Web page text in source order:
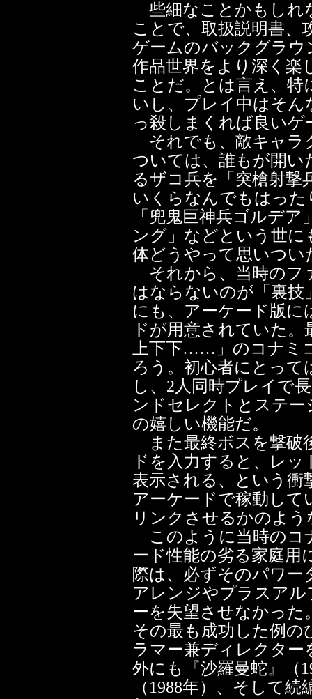
些細なことかもしれ
ことで、取扱説明書、
ゲームのバックグラウ
作品世界をより深く楽
ことだ。とは言え、
いし、プレイ中はそ
っ殺しまくれば良いゲ
それでも、敵キャラ
ついては、誰もが開
るザコ兵を「突槍射撃
いくらなんでもはっ
「兜鬼巨神兵ゴルデ
ング」などという世に
体どうやって思いつい
それから、当時のフ
はならないのが「裏技
にも、アーケード版
ドが用意されていた
上下下……」のコナミ
ろう。初心者にとって
し、2人同時プレイで
ンドセレクトとステ
の嬉しい機能だ。
また最終ボスを撃破
ドを入力すると、レ
表示される、という衝
アーケードで稼動して
リンクさせるかのよ
このように当時のコ
ード性能の劣る家庭用
際は、必ずそのパワ
アレンジやプラスア
ーを失望させなかった
その最も成功した例
ラマー兼ディレクター
外にも『沙羅曼蛇』（
（1988年）、そして